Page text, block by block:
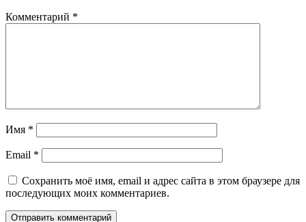
Комментарий *
Имя *
Email *
Сохранить моё имя, email и адрес сайта в этом браузере для
последующих моих комментариев.